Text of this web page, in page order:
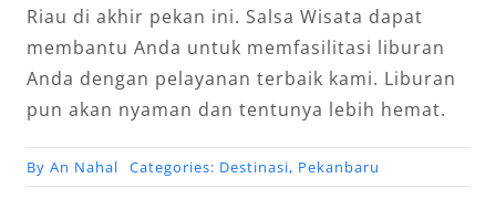
Riau di akhir pekan ini. Salsa Wisata dapat
membantu Anda untuk memfasilitasi liburan
Anda dengan pelayanan terbaik kami. Liburan
pun akan nyaman dan tentunya lebih hemat.
By An Nahal Categories: Destinasi, Pekanbaru